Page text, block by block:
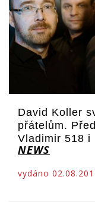
David Koller
přátelům.
Vladimir 518 i
NEWS
vydáno